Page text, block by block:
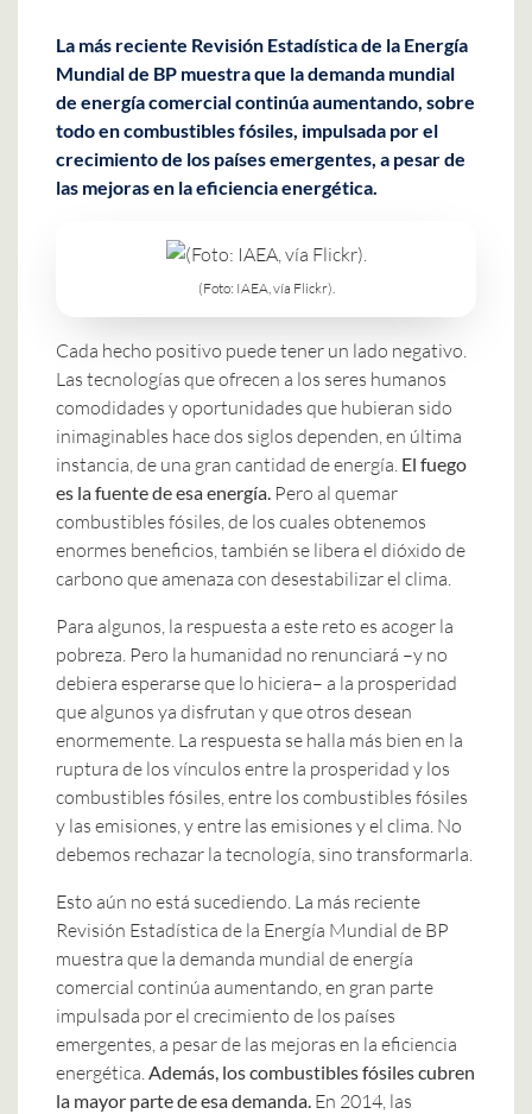
La más reciente Revisión Estadística de la Energía
Mundial de BP muestra que la demanda mundial
de energía comercial continúa aumentando, sobre
todo en combustibles fósiles, impulsada por el
crecimiento de los países emergentes, a pesar de
las mejoras en la eficiencia energética.
(Foto: IAEA, vía Flickr).
Cada hecho positivo puede tener un lado negativo.
Las tecnologías que ofrecen a los seres humanos
comodidades y oportunidades que hubieran sido
inimaginables hace dos siglos dependen, en última
instancia, de una gran cantidad de energía. El fuego
es la fuente de esa energía. Pero al quemar
combustibles fósiles, de los cuales obtenemos
enormes beneficios, también se libera el dióxido de
carbono que amenaza con desestabilizar el clima.
Para algunos, la respuesta a este reto es acoger la
pobreza. Pero la humanidad no renunciará –y no
debiera esperarse que lo hiciera– a la prosperidad
que algunos ya disfrutan y que otros desean
enormemente. La respuesta se halla más bien en la
ruptura de los vínculos entre la prosperidad y los
combustibles fósiles, entre los combustibles fósiles
y las emisiones, y entre las emisiones y el clima. No
debemos rechazar la tecnología, sino transformarla.
Esto aún no está sucediendo. La más reciente
Revisión Estadística de la Energía Mundial de BP
muestra que la demanda mundial de energía
comercial continúa aumentando, en gran parte
impulsada por el crecimiento de los países
emergentes, a pesar de las mejoras en la eficiencia
energética. Además, los combustibles fósiles cubren
la mayor parte de esa demanda. En 2014, las